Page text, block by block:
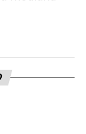
quando